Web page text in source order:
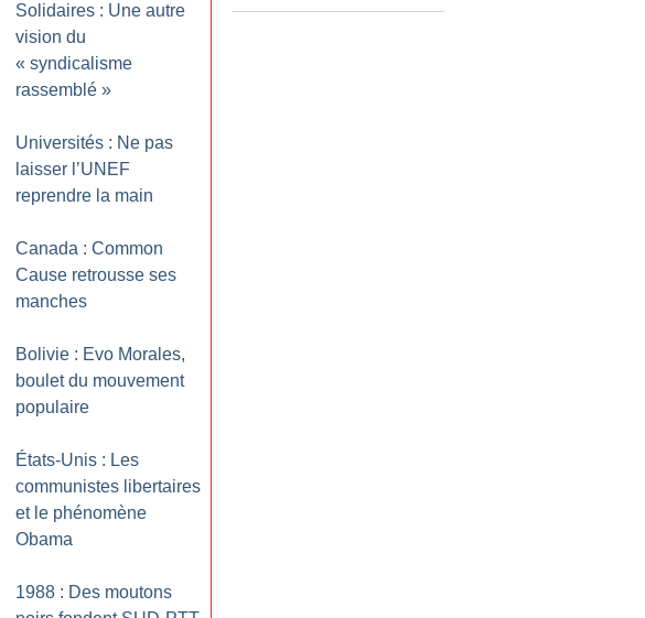
Solidaires : Une autre
vision du
« syndicalisme
rassemblé »
Universités : Ne pas
laisser l’UNEF
reprendre la main
Canada : Common
Cause retrousse ses
manches
Bolivie : Evo Morales,
boulet du mouvement
populaire
États-Unis : Les
communistes libertaires
et le phénomène
Obama
1988 : Des moutons